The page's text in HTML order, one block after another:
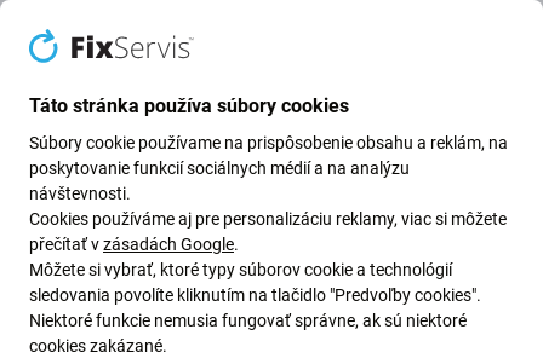
Všetky pobočky (4)
Servisná centrála
Telefón:+421 2/22133399
Zatvorené
Nám. hraničiarov, Bratislava
Mapa centra Detail
Táto stránka používa súbory cookies
Súbory cookie používame na prispôsobenie obsahu a reklám, na
poskytovanie funkcií sociálnych médií a na analýzu
návštevnosti.
Cookies používáme aj pre personalizáciu reklamy, viac si môžete
přečítať vzásadách Google.
Môžete si vybrať, ktoré typy súborov cookie a technológií
sledovania povolíte kliknutím na tlačidlo "Predvoľby cookies".
Niektoré funkcie nemusia fungovať správne, ak sú niektoré
cookies zakázané.